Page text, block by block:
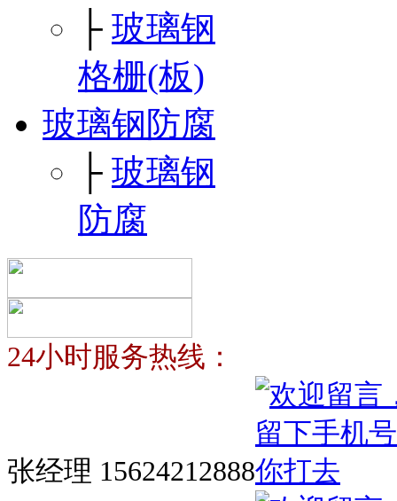
├ 玻璃钢
格栅(板)
玻璃钢防腐
├ 玻璃钢
防腐
24小时服务热线：
张经理 15624212888